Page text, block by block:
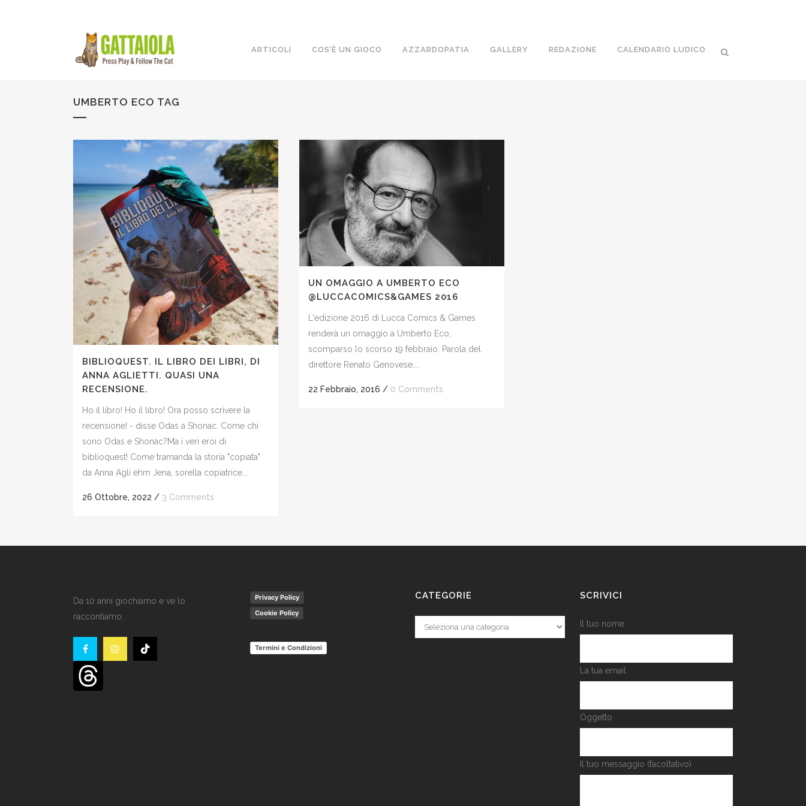
ARTICOLI COS’È UN GIOCO AZZARDOPATIA GALLERY REDAZIONE CALENDARIO LUDICO
UMBERTO ECO TAG
BIBLIOQUEST. IL LIBRO DEI LIBRI, DI
ANNA AGLIETTI. QUASI UNA
RECENSIONE.
Ho il libro! Ho il libro! Ora posso scrivere la
recensione! - disse Odas a Shonac. Come chi
sono Odas e Shonac?Ma i veri eroi di
biblioquest! Come tramanda la storia "copiata"
da Anna Agli ehm Jena, sorella copiatrice...
26 Ottobre, 2022 / 3 Comments
UN OMAGGIO A UMBERTO ECO
@LUCCACOMICS&GAMES 2016
L'edizione 2016 di Lucca Comics & Games
renderà un omaggio a Umberto Eco,
scomparso lo scorso 19 febbraio. Parola del
direttore Renato Genovese....
22 Febbraio, 2016 / 0 Comments
Da 10 anni giochiamo e ve lo
raccontiamo.
Privacy Policy
Cookie Policy
Termini e Condizioni
CATEGORIE
Categorie
SCRIVICI
Il tuo nome
La tua email
Oggetto
Il tuo messaggio (facoltativo)